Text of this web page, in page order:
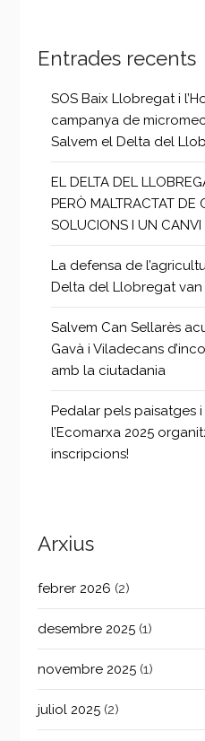
Entrades recents
SOS Baix Llobregat i
campanya de
Salvem el Delta del
EL DELTA DEL
PERÒ MALTRACTAT DE
SOLUCIONS I UN CANVI
La defensa de
Delta del Llobregat
Salvem Can Sellarès
Gavà i Viladecans
amb la ciutadania
Pedalar pels paisatges
l’Ecomarxa 2025
inscripcions!
Arxius
febrer 2026 (2)
desembre 2025 (1)
novembre 2025 (1)
juliol 2025 (2)